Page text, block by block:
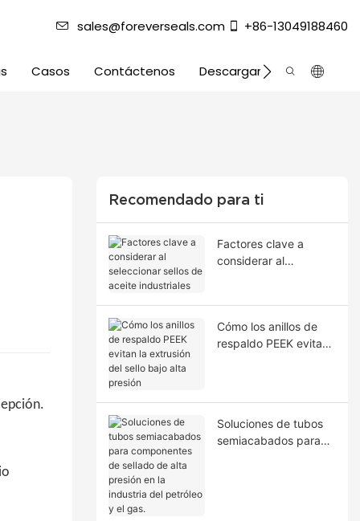
sales@foreverseals.com +86-13049188460
Casos Contáctenos Descargar
Recomendado para ti
Factores clave a
considerar al
Cómo los anillos de
respaldo PEEK evitan
Soluciones de tubos
semiacabados para